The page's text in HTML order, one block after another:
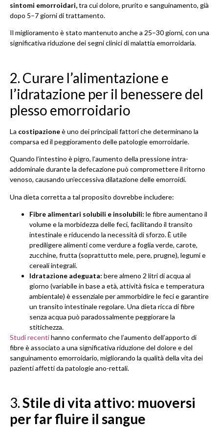
sintomi emorroidari,tra cui dolore, prurito e sanguinamento, già
dopo 5–7 giorni di trattamento.
Il miglioramento è stato mantenuto anche a 25–30 giorni, con una
significativa riduzione dei segni clinici di malattia emorroidaria.
2. Curare l’alimentazione e
l’idratazione per il benessere del
plesso emorroidario
La costipazioneè uno dei principali fattori che determinano la
comparsa ed il peggioramento delle patologie emorroidarie.
Quando l’intestino è pigro, l’aumento della pressione intra-
addominale durante la defecazione può compromettere il ritorno
venoso, causando un’eccessiva dilatazione delle emorroidi.
Una dieta corretta a tal proposito dovrebbe includere:
Fibre alimentari solubili e insolubili: le fibre aumentano il
volume e la morbidezza delle feci, facilitando il transito
intestinale e riducendo la necessità di sforzo. È utile
prediligere alimenti come verdure a foglia verde, carote,
zucchine, frutta (soprattutto mele, pere, prugne), legumi e
cereali integrali.
Idratazione adeguata: bere almeno 2 litri di acqua al
giorno (variabile in base a età, attività fisica e temperatura
ambientale) è essenziale per ammorbidire le feci e garantire
un transito intestinale regolare. Una dieta ricca di fibre
senza acqua può paradossalmente peggiorare la
stitichezza.
Studi recentihanno confermato che l’aumento dell’apporto di
fibre è associato a una significativa riduzione del dolore e del
sanguinamento emorroidario, migliorando la qualità della vita dei
pazienti affetti da patologie ano-rettali.
3.Stile di vita attivo: muoversi
per far fluire il sangue